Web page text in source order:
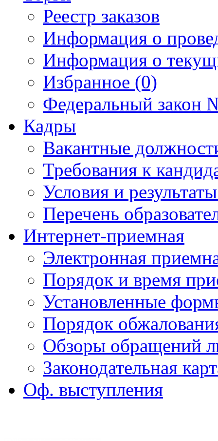
Реестр заказов
Информация о
Информация о
Избранное (0)
Федеральный закон
Кадры
Вакантные
Требования к
Условия и
Перечень
Интернет-приемная
Электронная
Порядок и время
Установленные
Порядок
Обзоры обращений
Законодательная
Оф. выступления